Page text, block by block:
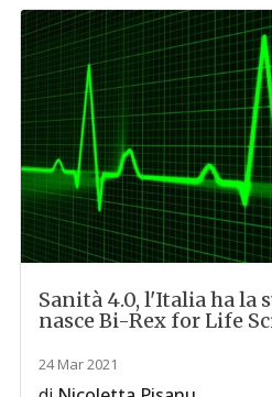
Sanità 4.0, l'Italia ha la
nasce Bi-Rex for Life
24 Mar 2021